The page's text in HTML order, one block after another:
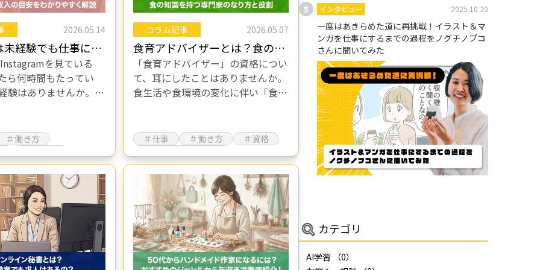
2026.05.14
経験でも仕事にな
や収入の目安をわ
解説
を見ている
ら何時間もたってい
験はありませんか。旅
ように流れてきます…
＃働き方
コラム記事 2026.05.07
食育アドバイザーとは？食の知
識を持つ専門家のなり方と役割
「食育アドバイザー」の資格につい
て、耳にしたことはありませんか。
食生活や食環境の変化に伴い「食
家庭、食品業界、教育現場など、さ
まざまな…
＃仕事 ＃働き方
＃資格
インタビュー 2025.10.20
一度はあきらめた道に再挑戦！イラスト＆マ
ンガを仕事にするまでの過程をノグチノブコ
さんに聞いてみた
カテゴリ
AI学習
（0）